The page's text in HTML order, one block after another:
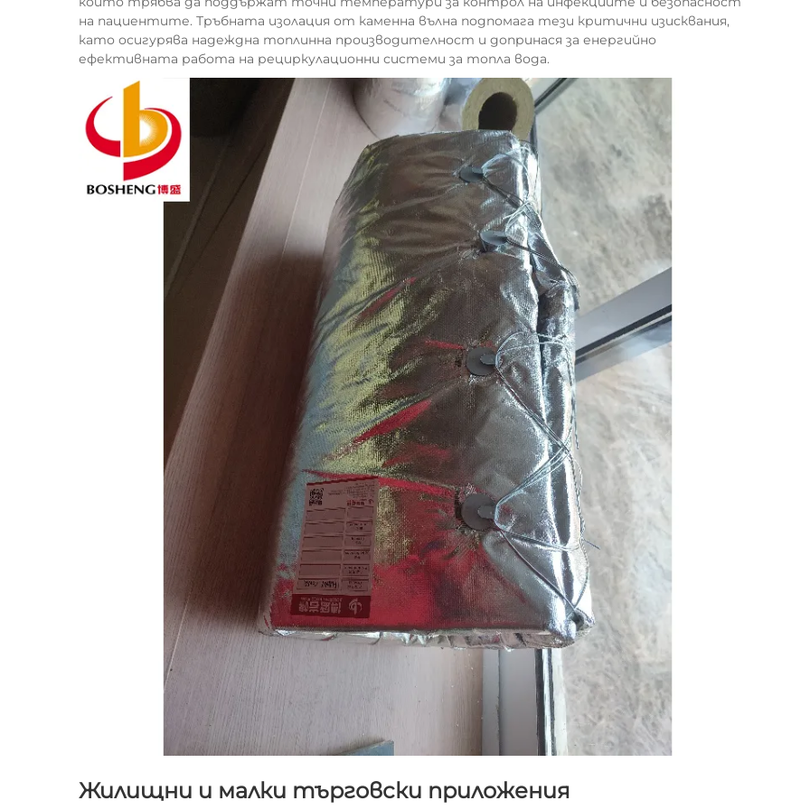
на пациентите. Тръбната изолация от каменна вълна подпомага тези критични изисквания,
като осигурява надеждна топлинна производителност и допринася за енергийно
ефективната работа на рециркулационни системи за топла вода.
Жилищни и малки търговски приложения